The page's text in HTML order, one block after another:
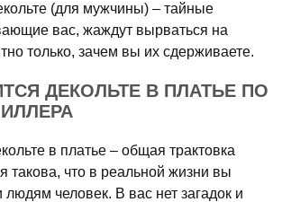
(для мужчины) – тайные
вас, жаждут вырваться на
только, зачем вы их сдерживаете.
ДЕКОЛЬТЕ В ПЛАТЬЕ ПО
в платье – общая трактовка
такова, что в реальной жизни вы
человек. В вас нет загадок и